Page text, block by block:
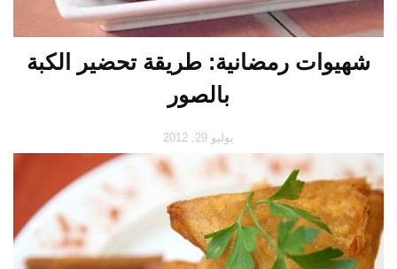
شهيوات رمضانية: طريقة تحضير الكبة
بالصور
يوليو 29, 2012